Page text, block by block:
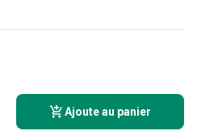
Ajoute au panier